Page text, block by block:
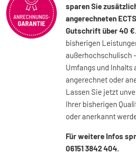
sparen Sie
angerechneten
Gutschrift über 40
bisherigen
außerhochschulisch
Umfangs und Inhalts
angerechnet oder
Lassen Sie jetzt
Ihrer bisherigen
oder anerkannt
Für weitere Infos
06151 3842 404.